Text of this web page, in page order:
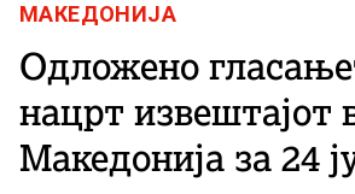
МАКЕДОНИЈА
Одложено
нацрт извештајот
Македонија за 24